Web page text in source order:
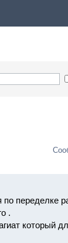
переделке
.
который